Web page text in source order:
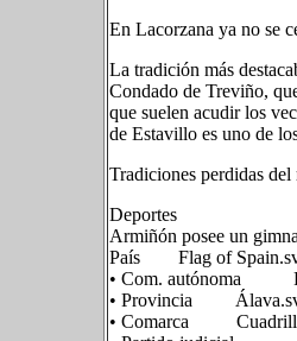
En Lacorzana ya no se
La tradición más
Condado de Treviño,
que suelen acudir los
de Estavillo es uno de
Tradiciones perdidas
Deportes
Armiñón posee un
País Flag of
• Com. autónoma
• Provincia
• Comarca Cuadrilla